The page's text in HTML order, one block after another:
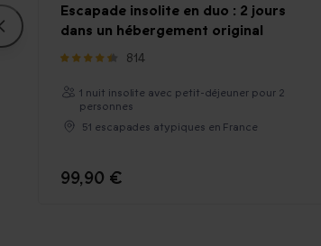
Escapade insolite en duo : 2 jours
dans un hébergement original
814
1 nuit insolite avec petit-déjeuner pour 2
personnes
51 escapades atypiques en France
99,90 €